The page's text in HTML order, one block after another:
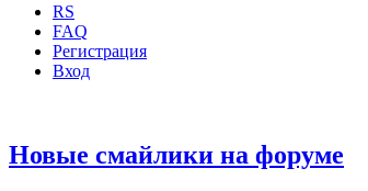
RS
FAQ
Регистрация
Вход
Новые смайлики на форуме